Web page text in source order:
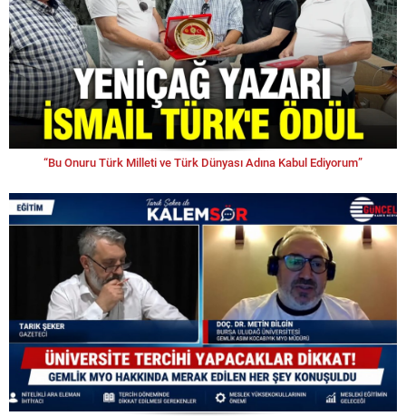
“Bu Onuru Türk Milleti ve Türk Dünyası Adına Kabul Ediyorum”